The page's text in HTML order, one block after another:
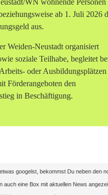
WN wohnende Personen
ab 1. Juli 2026
aus.
Weiden-Neustadt organisiert
soziale Teilhabe, begleitet
oder Ausbildungsplätzen
Förderangeboten den
in Beschäftigung.
googelst, bekommst Du neben den
auch eine Box mit aktuellen News